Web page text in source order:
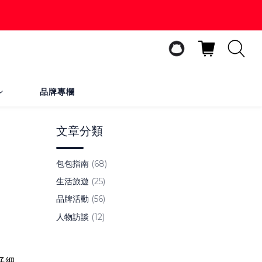
品牌專欄
文章分類
包包指南 (68)
生活旅遊 (25)
品牌活動 (56)
人物訪談 (12)